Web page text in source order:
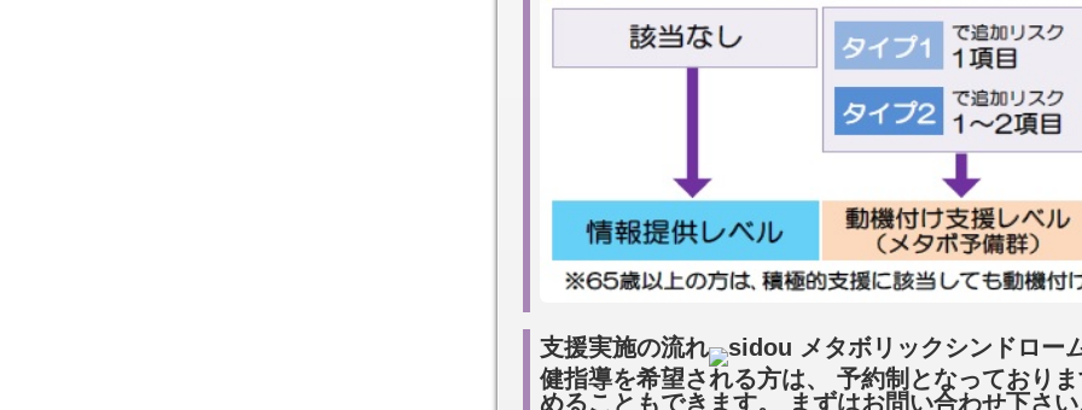
支援実施の流れ
メタボリックシンドロー
健指導を希望される方は、 予約制となっており
めることもできます。 まずはお問い合わせ下さ